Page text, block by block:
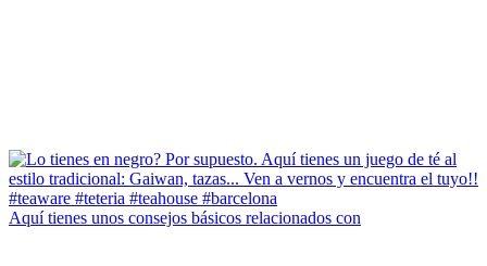
Aquí tienes unos consejos básicos relacionados con